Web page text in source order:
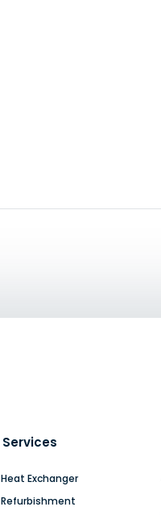
Services
Heat Exchanger
Refurbishment